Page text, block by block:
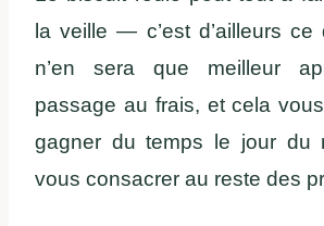
la veille — c’est d’ailleurs ce
n’en sera que meilleur
passage au frais, et cela
gagner du temps le jour du
vous consacrer au reste des